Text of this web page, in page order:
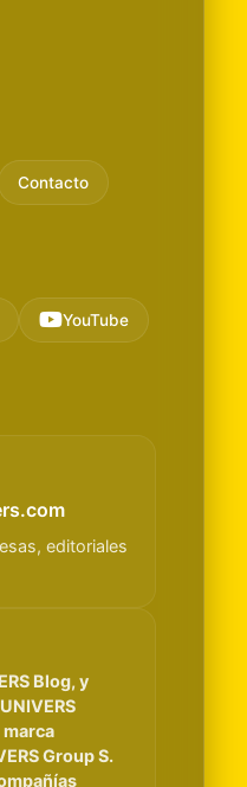
Contacto
YouTube
editoriales
Blog, y
Group S.